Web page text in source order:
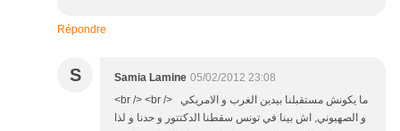
Répondre
S Samia Lamine 05/02/2012 23:08
<br /> <br /> ما يكونش مستقبلنا بيدين الغرب و الامريكي
و الصهيوني, اش بينا في تونس سقطنا الدكتتور و حدنا و لذا